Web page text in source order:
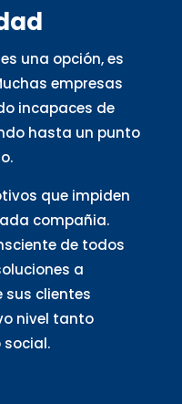
una opción, es
empresas
incapaces de
hasta un punto
que impiden
compañia.
de todos
a
clientes
nivel tanto
social.